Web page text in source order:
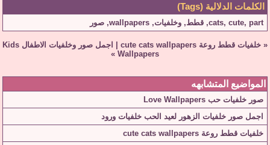
الكلمات الدلالية (Tags)
cats, cute, part
, قطط, وخلفيات,
wallpapers
, صور
« خلفيات قطط روعة cute cats wallpapers
اجمل صور وخلفيات الاطفال Kids
Wallpapers
»
المواضيع المتشابهه
صور خلفيات حب Love Wallpapers
اجمل صور خلفيات الزهور لعيد الحب خلفيات ورود
خلفيات قطط روعة cute cats wallpapers